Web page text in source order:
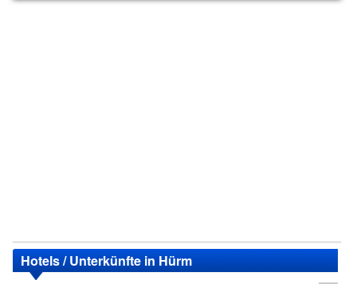
Hotels / Unterkünfte in Hürm